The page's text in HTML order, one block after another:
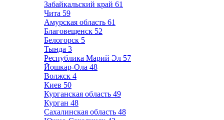
Забайкальский край 61
Чита 59
Амурская область 61
Благовещенск 52
Белогорск 5
Тында 3
Республика Марий Эл 57
Йошкар-Ола 48
Волжск 4
Киев 50
Курганская область 49
Курган 48
Сахалинская область 48